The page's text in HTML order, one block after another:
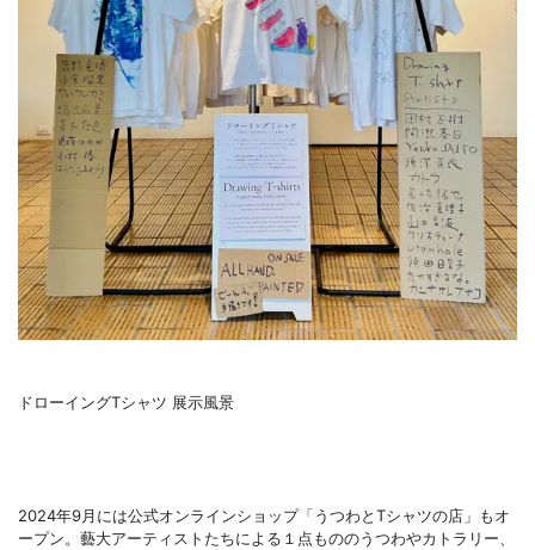
ドローイングTシャツ 展示風景
2024年9月には公式オンラインショップ「うつわとTシャツの店」もオ
ープン。藝大アーティストたちによる１点もののうつわやカトラリー、